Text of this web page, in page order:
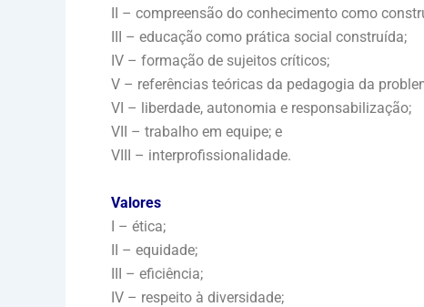
II – compreensão do conhecimento como
III – educação como prática social construída;
IV – formação de sujeitos críticos;
V – referências teóricas da pedagogia da
VI – liberdade, autonomia e responsabilização;
VII – trabalho em equipe; e
VIII – interprofissionalidade.
Valores
I – ética;
II – equidade;
III – eficiência;
IV – respeito à diversidade;